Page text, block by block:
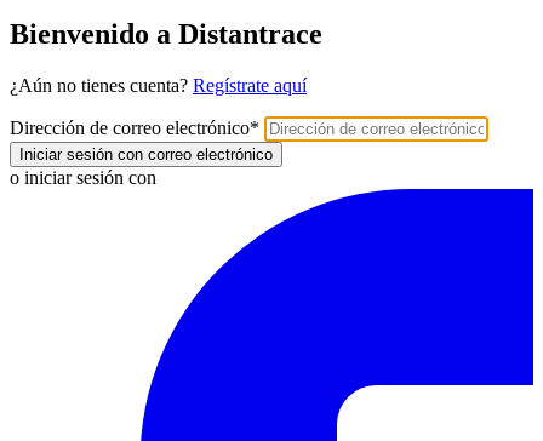
Bienvenido a Distantrace
¿Aún no tienes cuenta? Regístrate aquí
Dirección de correo electrónico*
Iniciar sesión con correo electrónico
o iniciar sesión con